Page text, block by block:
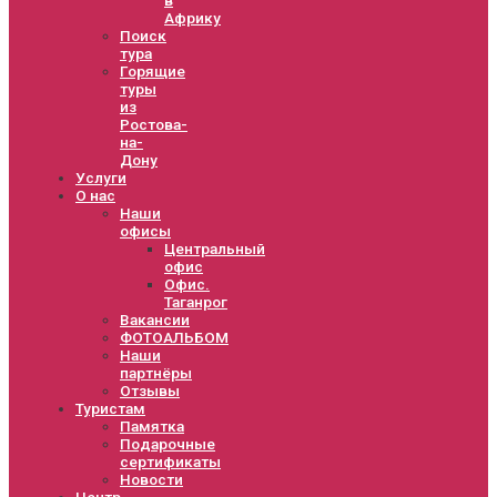
Африку
Поиск
тура
Горящие
туры
из
Ростова-
на-
Дону
Услуги
О нас
Наши
офисы
Центральный
офис
Офис.
Таганрог
Вакансии
ФОТОАЛЬБОМ
Наши
партнёры
Отзывы
Туристам
Памятка
Подарочные
сертификаты
Новости